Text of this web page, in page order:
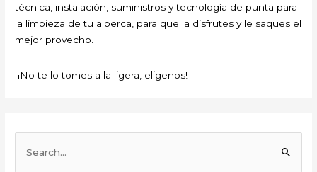
técnica, instalación, suministros y tecnología de punta para
la limpieza de tu alberca, para que la disfrutes y le saques el
mejor provecho.
¡No te lo tomes a la ligera, eligenos!